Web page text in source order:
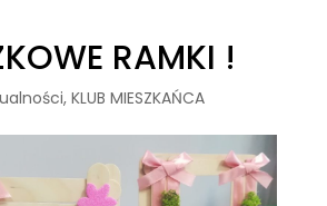
RAMKI !
, KLUB MIESZKAŃCA